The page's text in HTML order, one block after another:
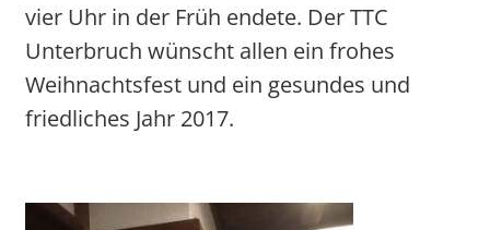
vier Uhr in der Früh endete. Der TTC
Unterbruch wünscht allen ein frohes
Weihnachtsfest und ein gesundes und
friedliches Jahr 2017.